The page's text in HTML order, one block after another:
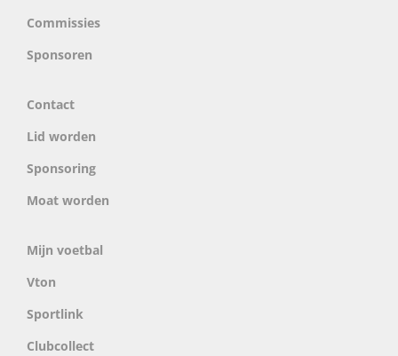
Commissies
Sponsoren
Contact
Lid worden
Sponsoring
Moat worden
Mijn voetbal
Vton
Sportlink
Clubcollect